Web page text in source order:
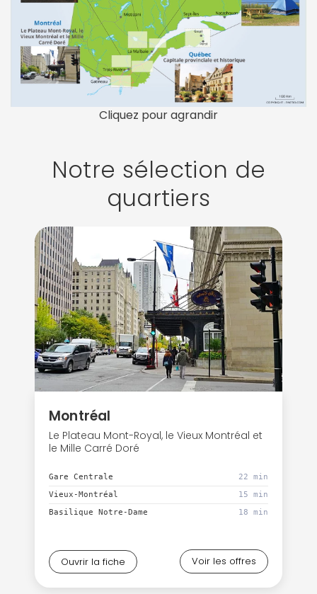
Cliquez pour agrandir
Notre sélection de
quartiers
Montréal
Le Plateau Mont-Royal, le Vieux Montréal et
le Mille Carré Doré
Gare Centrale
22 min
Vieux-Montréal
15 min
Basilique Notre-Dame
18 min
Ouvrir la fiche Voir les offres